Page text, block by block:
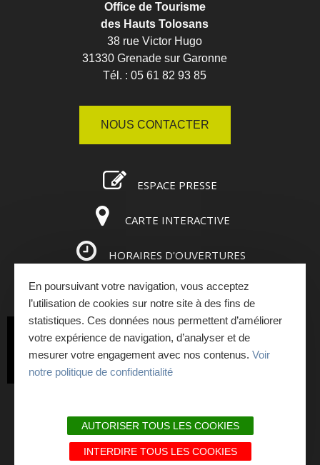
Office de Tourisme
des Hauts Tolosans
38 rue Victor Hugo
31330 Grenade sur Garonne
Tél. : 05 61 82 93 85
NOUS CONTACTER
ESPACE PRESSE
CARTE INTERACTIVE
HORAIRES D'OUVERTURES
ESPACE PRO
INSCRIVEZ-VOUS
À LA NEWSLETTER
PLAN DU SITE
MENTIONS LÉGALES ET RGPD
NOS ENGAGEMENTS QUALITÉ
En poursuivant votre navigation, vous acceptez
l’utilisation de cookies sur notre site à des fins de
statistiques. Ces données nous permettent d’améliorer
votre expérience de navigation, d’analyser et de
mesurer votre engagement avec nos contenus. Voir
notre politique de confidentialité
AUTORISER TOUS LES COOKIES
INTERDIRE TOUS LES COOKIES